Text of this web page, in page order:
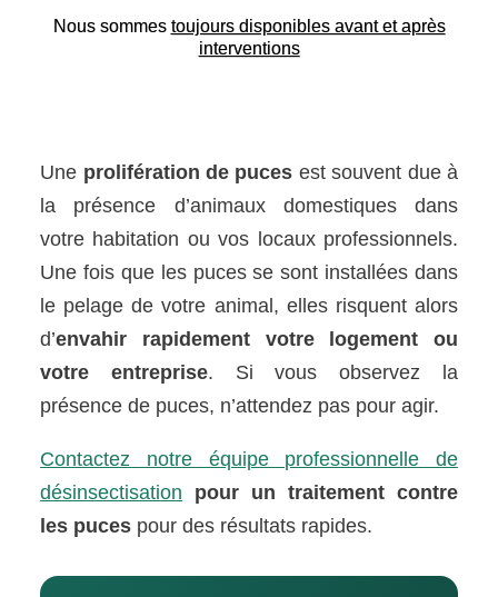
Nous sommes toujours disponibles avant et après
interventions
Une prolifération de puces est souvent due à
la présence d’animaux domestiques dans
votre habitation ou vos locaux professionnels.
Une fois que les puces se sont installées dans
le pelage de votre animal, elles risquent alors
d’envahir rapidement votre logement ou
votre entreprise. Si vous observez la
présence de puces, n’attendez pas pour agir.
Contactez notre équipe professionnelle de
désinsectisation pour un traitement contre
les puces pour des résultats rapides.